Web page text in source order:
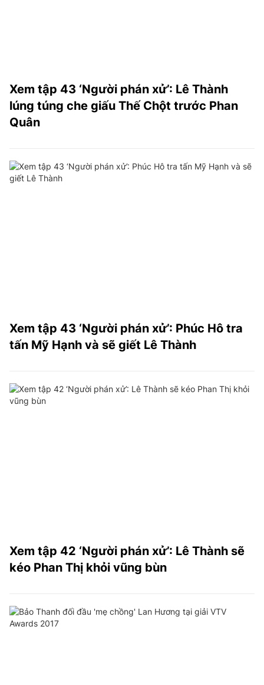
Xem tập 43 ‘Người phán xử’: Lê Thành
lúng túng che giấu Thế Chột trước Phan
Quân
Xem tập 43 ‘Người phán xử’: Phúc Hô tra
tấn Mỹ Hạnh và sẽ giết Lê Thành
Xem tập 42 ‘Người phán xử’: Lê Thành sẽ
kéo Phan Thị khỏi vũng bùn